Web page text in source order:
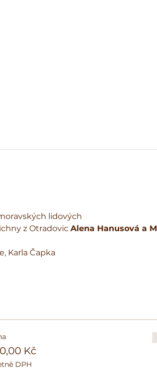
lidových
z Otradovic Alena Hanusová a
Karla Čapka
Kč
DPH